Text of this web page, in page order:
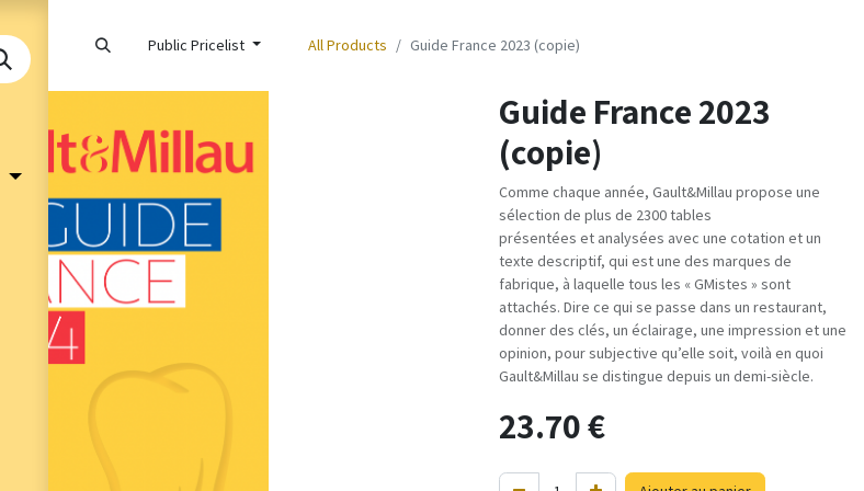
Public Pricelist All Products Guide France 2023 (copie)
Guide France 2023
(copie)
Comme chaque année, Gault&Millau propose une
sélection de plus de 2300 tables
présentées et analysées avec une cotation et un
texte descriptif, qui est une des marques de
fabrique, à laquelle tous les « GMistes » sont
attachés. Dire ce qui se passe dans un restaurant,
donner des clés, un éclairage, une impression et une
opinion, pour subjective qu’elle soit, voilà en quoi
Gault&Millau se distingue depuis un demi-siècle.
23.70€